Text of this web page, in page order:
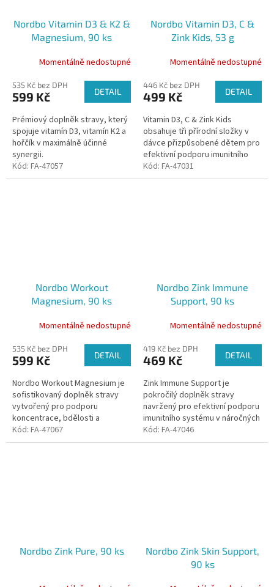
Nordbo Vitamin D3 & K2 &
Magnesium, 90 ks
Momentálně nedostupné
535 Kč bez DPH
599 Kč DETAIL
Prémiový doplněk stravy, který
spojuje vitamín D3, vitamín K2 a
hořčík v maximálně účinné
synergii.
Kód: FA-47057
Nordbo Vitamin D3, C &
Zink Kids, 53 g
Momentálně nedostupné
446 Kč bez DPH
499 Kč DETAIL
Vitamin D3, C & Zink Kids
obsahuje tři přírodní složky v
dávce přizpůsobené dětem pro
efektivní podporu imunitního
systému.
Kód: FA-47031
Nordbo Workout
Magnesium, 90 ks
Momentálně nedostupné
535 Kč bez DPH
599 Kč DETAIL
Nordbo Workout Magnesium je
sofistikovaný doplněk stravy
vytvořený pro podporu
koncentrace, bdělosti a
fyzického výkonu.
Kód: FA-47067
Nordbo Zink Immune
Support, 90 ks
Momentálně nedostupné
419 Kč bez DPH
469 Kč DETAIL
Zink Immune Support je
pokročilý doplněk stravy
navržený pro efektivní podporu
imunitního systému v náročných
obdobích i při dlouhodobé
zátěži.
Kód: FA-47046
Nordbo Zink Pure, 90 ks
Nordbo Zink Skin Support,
90 ks